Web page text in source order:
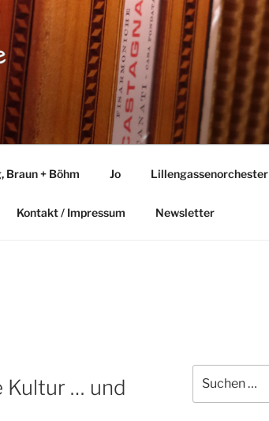
Braun + Böhm Jo Lillengassenorchester
Kontakt / Impressum Newsletter
Kultur … und
nach: